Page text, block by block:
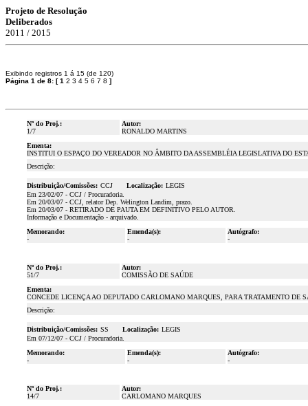
Projeto de Resolução
Deliberados
2011 / 2015
Exibindo registros 1 á 15 (de 120)
Página 1 de 8: [1 2 3 4 5 6 7 8 ]
Nº do Proj.:
1/7
Autor:
RONALDO MARTINS
Ementa:
INSTITUI O ESPAÇO DO VEREADOR NO ÂMBITO DA ASSEMBLÉIA LEGISLATIVA DO
Descrição:
Distribuição/Comissões: CCJ Localização: LEGIS
Em 23/02/07 - CCJ / Procuradoria.
Em 20/03/07 - CCJ, relator Dep. Welington Landim, prazo.
Em 20/03/07 - RETIRADO DE PAUTA EM DEFINITIVO PELO AUTOR.
Informação e Documentação - arquivado.
Memorando:
-
Emenda(s):
-
Autógrafo:
-
Nº do Proj.:
51/7
Autor:
COMISSÃO DE SAÚDE
Ementa:
CONCEDE LICENÇA AO DEPUTADO CARLOMANO MARQUES, PARA TRATAMENTO DE
Descrição:
Distribuição/Comissões: SS Localização: LEGIS
Em 07/12/07 - CCJ / Procuradoria.
Memorando:
-
Emenda(s):
-
Autógrafo:
-
Nº do Proj.:
14/7
Autor:
CARLOMANO MARQUES